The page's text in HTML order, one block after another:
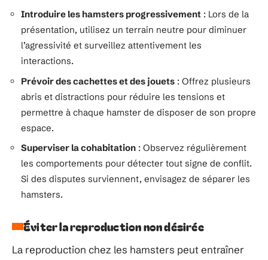
Introduire les hamsters progressivement : Lors de la
présentation, utilisez un terrain neutre pour diminuer
l’agressivité et surveillez attentivement les
interactions.
Prévoir des cachettes et des jouets : Offrez plusieurs
abris et distractions pour réduire les tensions et
permettre à chaque hamster de disposer de son propre
espace.
Superviser la cohabitation : Observez régulièrement
les comportements pour détecter tout signe de conflit.
Si des disputes surviennent, envisagez de séparer les
hamsters.
Éviter la reproduction non désirée
La reproduction chez les hamsters peut entraîner